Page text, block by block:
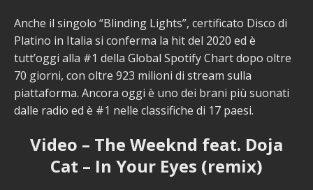
Anche il singolo “Blinding Lights”, certificato Disco di
Platino in Italia si conferma la hit del 2020 ed è
tutt’oggi alla #1 della Global Spotify Chart dopo oltre
70 giorni, con oltre 923 milioni di stream sulla
piattaforma. Ancora oggi è uno dei brani più suonati
dalle radio ed è #1 nelle classifiche di 17 paesi.
Video – The Weeknd feat. Doja
Cat – In Your Eyes (remix)